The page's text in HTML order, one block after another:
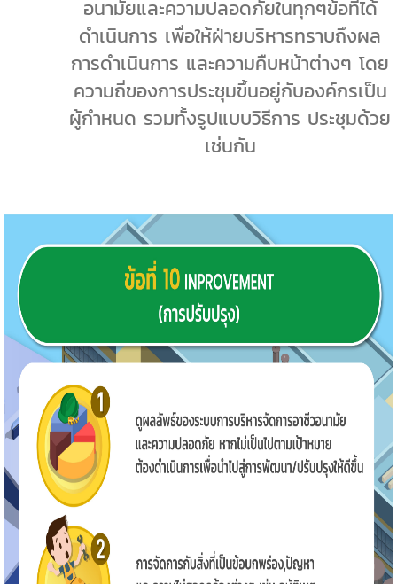
อนามัยและความปลอดภัยในทุกๆข้อที่ได้
ดำเนินการ เพื่อให้ฝ่ายบริหารทราบถึงผล
การดำเนินการ และความคืบหน้าต่างๆ โดย
ความถี่ของการประชุมขึ้นอยู่กับองค์กรเป็น
ผู้กำหนด รวมทั้งรูปแบบวิธีการ ประชุมด้วย
เช่นกัน